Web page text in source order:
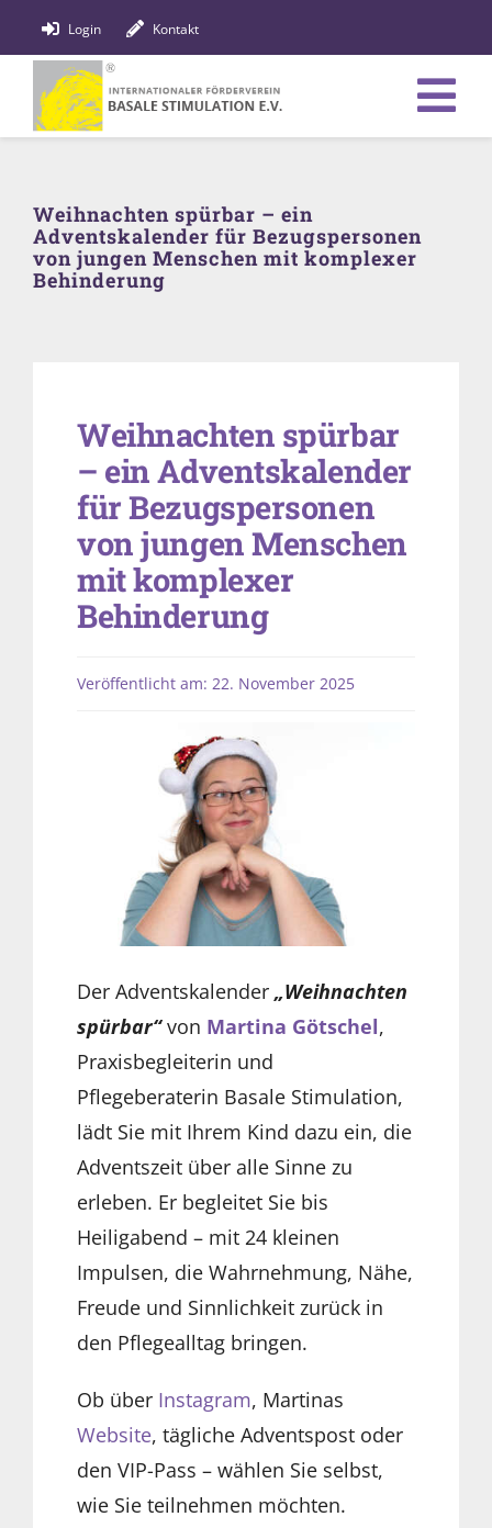
Inhalt
springen
Login Kontakt
Bildung
Fachpersonen
Weihnachten spürbar – ein
Adventskalender für Bezugspersonen
von jungen Menschen mit komplexer
Behinderung
Weihnachten spürbar
– ein Adventskalender
für Bezugspersonen
von jungen Menschen
mit komplexer
Behinderung
Veröffentlicht am: 22. November 2025
Der Adventskalender „Weihnachten
spürbar“von Martina Götschel,
Praxisbegleiterin und
Pflegeberaterin Basale Stimulation,
lädt Sie mit Ihrem Kind dazu ein, die
Adventszeit über alle Sinne zu
erleben. Er begleitet Sie bis
Heiligabend – mit 24 kleinen
Impulsen, die Wahrnehmung, Nähe,
Freude und Sinnlichkeit zurück in
den Pflegealltag bringen.
Ob über Instagram, Martinas
Website, tägliche Adventspost oder
den VIP-Pass – wählen Sie selbst,
wie Sie teilnehmen möchten.